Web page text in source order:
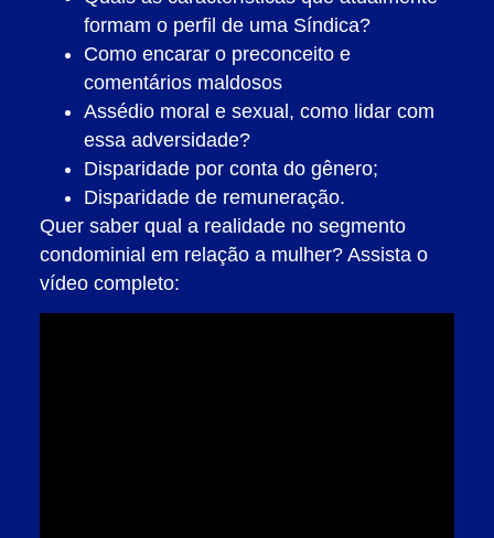
formam o perfil de uma Síndica?
Como encarar o preconceito e
comentários maldosos
Assédio moral e sexual, como lidar com
essa adversidade?
Disparidade por conta do gênero;
Disparidade de remuneração.
Quer saber qual a realidade no segmento
condominial em relação a mulher? Assista o
vídeo completo: